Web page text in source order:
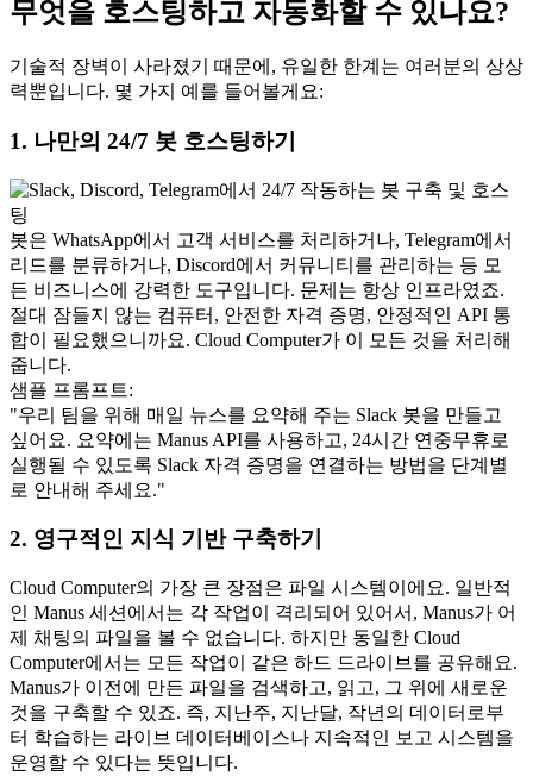
무엇을 호스팅하고 자동화할 수 있나요?
기술적 장벽이 사라졌기 때문에, 유일한 한계는 여러분의 상상
력뿐입니다. 몇 가지 예를 들어볼게요:
1. 나만의 24/7 봇 호스팅하기
봇은 WhatsApp에서 고객 서비스를 처리하거나, Telegram에서
리드를 분류하거나, Discord에서 커뮤니티를 관리하는 등 모
든 비즈니스에 강력한 도구입니다. 문제는 항상 인프라였죠.
절대 잠들지 않는 컴퓨터, 안전한 자격 증명, 안정적인 API 통
합이 필요했으니까요. Cloud Computer가 이 모든 것을 처리해
줍니다.
샘플 프롬프트:
"우리 팀을 위해 매일 뉴스를 요약해 주는 Slack 봇을 만들고
싶어요. 요약에는 Manus API를 사용하고, 24시간 연중무휴로
실행될 수 있도록 Slack 자격 증명을 연결하는 방법을 단계별
로 안내해 주세요."
2. 영구적인 지식 기반 구축하기
Cloud Computer의 가장 큰 장점은 파일 시스템이에요. 일반적
인 Manus 세션에서는 각 작업이 격리되어 있어서, Manus가 어
제 채팅의 파일을 볼 수 없습니다. 하지만 동일한 Cloud
Computer에서는 모든 작업이 같은 하드 드라이브를 공유해요.
Manus가 이전에 만든 파일을 검색하고, 읽고, 그 위에 새로운
것을 구축할 수 있죠. 즉, 지난주, 지난달, 작년의 데이터로부
터 학습하는 라이브 데이터베이스나 지속적인 보고 시스템을
운영할 수 있다는 뜻입니다.